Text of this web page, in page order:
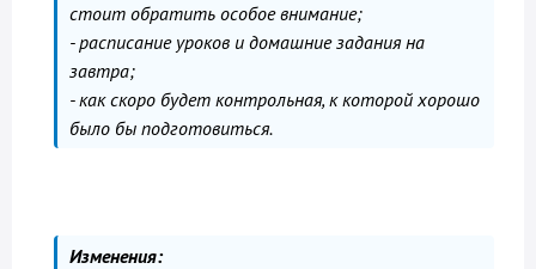
стоит обратить особое внимание;
- расписание уроков и домашние задания на
завтра;
- как скоро будет контрольная, к которой хорошо
было бы подготовиться.
Изменения: